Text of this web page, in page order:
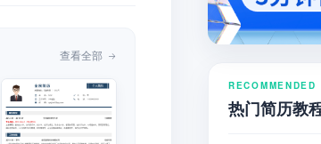
查看全部
RECOMMENDED
热门简历教